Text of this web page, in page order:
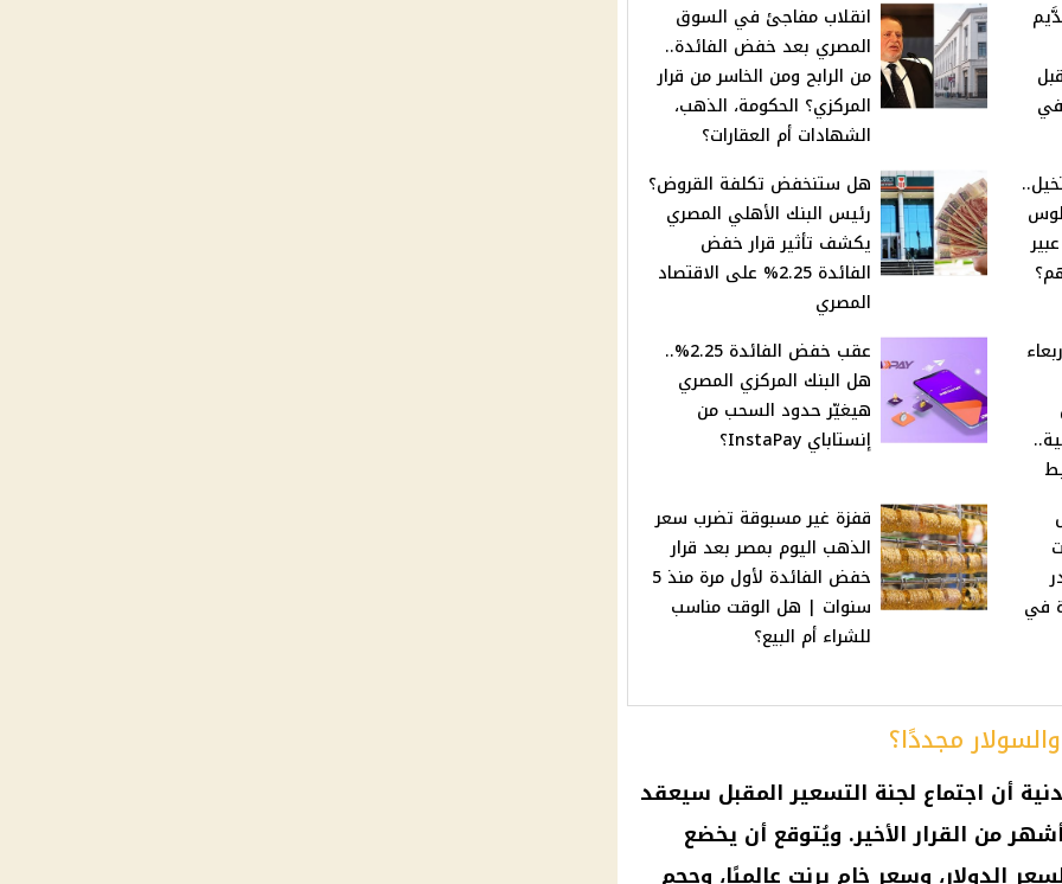
انقلاب مفاجئ في السوق
المصري بعد خفض الفائدة..
من الرابح ومن الخاسر من قرار
المركزي؟ الحكومة، الذهب،
الشهادات أم العقارات؟
هل ستنخفض تكلفة القروض؟
رئيس البنك الأهلي المصري
يكشف تأثير قرار خفض
الفائدة 2.25% على الاقتصاد
المصري
عقب خفض الفائدة 2.25%..
هل البنك المركزي المصري
هيغيّر حدود السحب من
إنستاباي InstaPay؟
في
قفزة غير مسبوقة تضرب سعر
الذهب اليوم بمصر بعد قرار
خفض الفائدة لأول مرة منذ 5
سنوات | هل الوقت مناسب
للشراء أم البيع؟
مجددًا؟
أن اجتماع لجنة التسعير المقبل سيعقد
القرارالأخير. ويُتوقع أن يخضع
الدولار، وسعر خام برنت عالميًا، وحجم